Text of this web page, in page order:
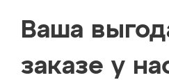
Ваша
заказе у